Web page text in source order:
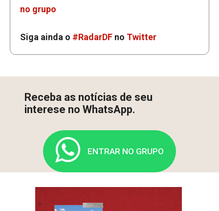
no grupo
Siga ainda o #RadarDF no Twitter
Receba as notícias de seu
interese no WhatsApp.
ENTRAR NO GRUPO